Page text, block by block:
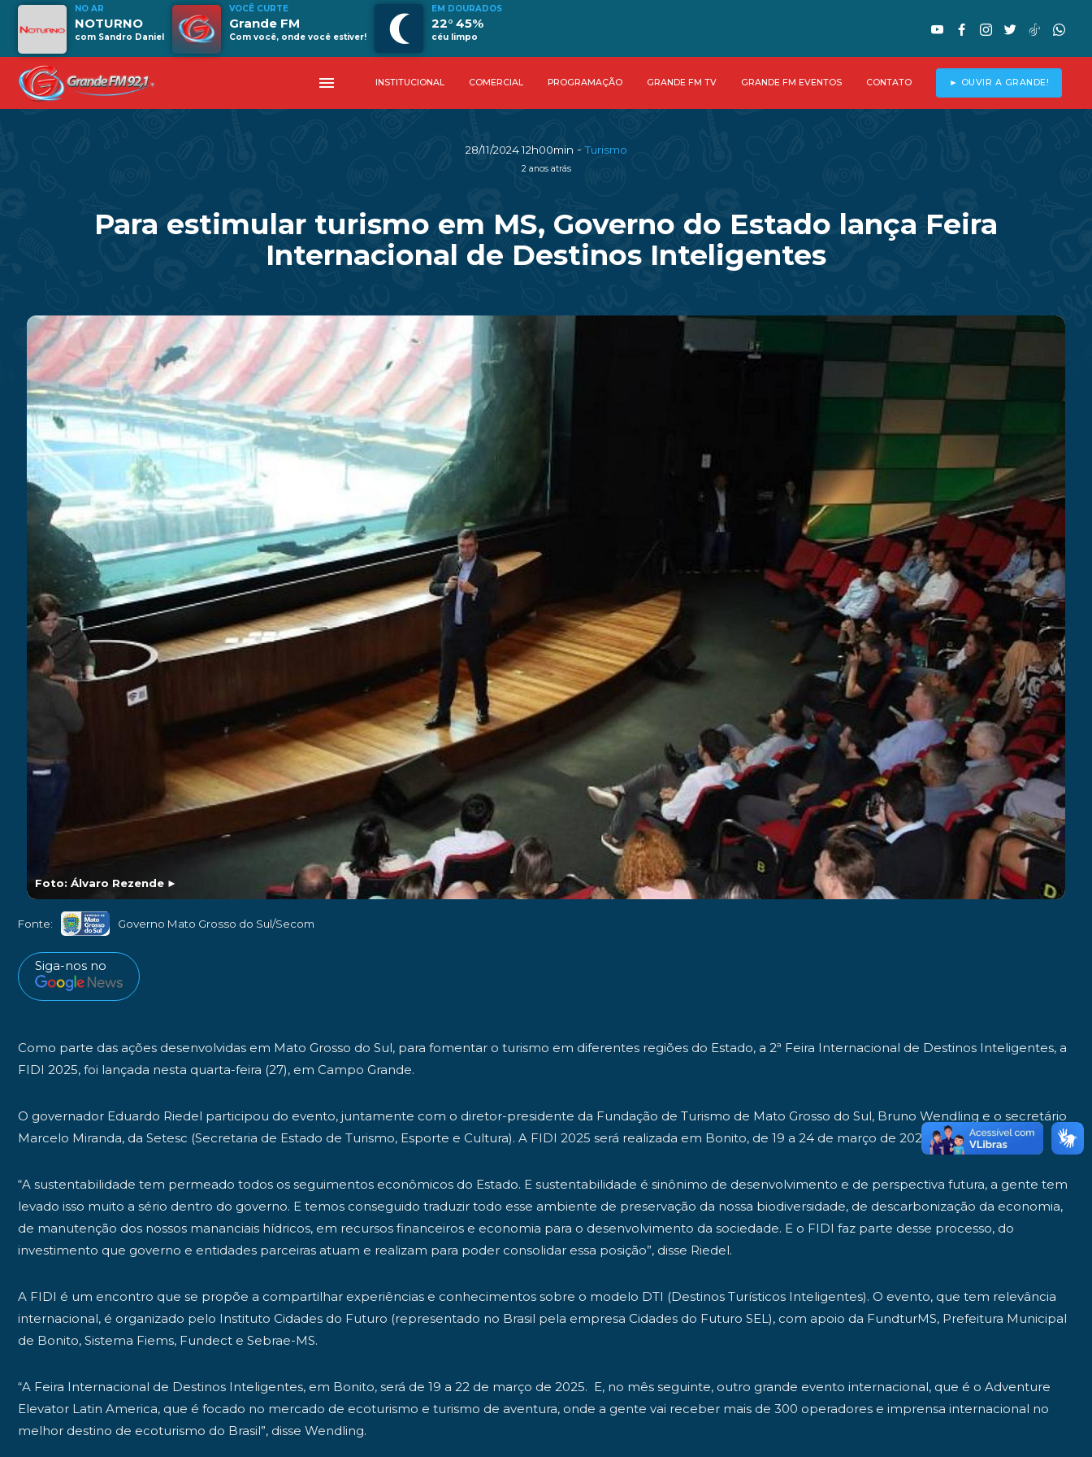
NO AR
NOTURNO
com Sandro Daniel
VOCÊ CURTE
Grande FM
Com você, onde você estiver!
EM DOURADOS
22° 45%
céu limpo
menu INSTITUCIONAL COMERCIAL PROGRAMAÇÃO GRANDE FM TV GRANDE FM EVENTOS CONTATO ► OUVIR A GRANDE!
28/11/2024 12h00min -Turismo
2 anos atrás
Para estimular turismo em MS, Governo do Estado lança Feira
Internacional de Destinos Inteligentes
Foto: Álvaro Rezende ►
Fonte: Governo Mato Grosso do Sul/Secom
Siga-nos no
Como parte das ações desenvolvidas em Mato Grosso do Sul, para fomentar o turismo em diferentes regiões do Estado, a 2ª Feira Internacional de Destinos Inteligentes, a
FIDI 2025, foi lançada nesta quarta-feira (27), em Campo Grande.
O governador Eduardo Riedel participou do evento, juntamente com o diretor-presidente da Fundação de Turismo de Mato Grosso do Sul, Bruno Wendling e o secretário
Marcelo Miranda, da Setesc (Secretaria de Estado de Turismo, Esporte e Cultura). A FIDI 2025 será realizada em Bonito, de 19 a 24 de março de 2025.
“A sustentabilidade tem permeado todos os seguimentos econômicos do Estado. E sustentabilidade é sinônimo de desenvolvimento e de perspectiva futura, a gente tem
levado isso muito a sério dentro do governo. E temos conseguido traduzir todo esse ambiente de preservação da nossa biodiversidade, de descarbonização da economia,
de manutenção dos nossos mananciais hídricos, em recursos financeiros e economia para o desenvolvimento da sociedade. E o FIDI faz parte desse processo, do
investimento que governo e entidades parceiras atuam e realizam para poder consolidar essa posição”, disse Riedel.
A FIDI é um encontro que se propõe a compartilhar experiências e conhecimentos sobre o modelo DTI (Destinos Turísticos Inteligentes). O evento, que tem relevância
internacional, é organizado pelo Instituto Cidades do Futuro (representado no Brasil pela empresa Cidades do Futuro SEL), com apoio da FundturMS, Prefeitura Municipal
de Bonito, Sistema Fiems, Fundect e Sebrae-MS.
“A Feira Internacional de Destinos Inteligentes, em Bonito, será de 19 a 22 de março de 2025. E, no mês seguinte, outro grande evento internacional, que é o Adventure
Elevator Latin America, que é focado no mercado de ecoturismo e turismo de aventura, onde a gente vai receber mais de 300 operadores e imprensa internacional no
melhor destino de ecoturismo do Brasil”, disse Wendling.